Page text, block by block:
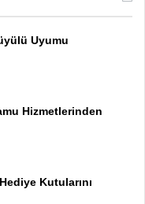
Uyumu
Hizmetlerinden
Kutularını